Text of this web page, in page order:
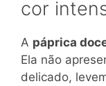
cor
A páprica
Ela não
delicado,